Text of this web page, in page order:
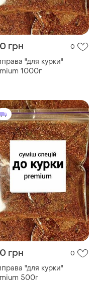
грн 0
"для курки"
1000г
грн 0
"для курки"
500г